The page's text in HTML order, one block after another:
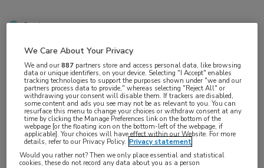
2 min
Vakgebieden:
Infectieziekten
Aandachtsgebieden:
HIV
We Care About Your Privacy
We and our887 partners store and access personal data, like browsing
data or unique identifiers, on your device. Selecting "I Accept" enables
tracking technologies to support the purposes shown under "we and our
partners process data to provide," whereas selecting "Reject All" or
withdrawing your consent will disable them. If trackers are disabled,
some content and ads you see may not be as relevant to you. You can
resurface this menu to change your choices or withdraw consent at any
time by clicking the Manage Preferences link on the bottom of the
webpage [or the floating icon on the bottom-left of the webpage, if
applicable]. Your choices will have effect within our Website. For more
details, refer to our Privacy Policy. Privacy statement
Would you rather not? Then we only place essential and statistical
cookies, these do not record any data about you as a person